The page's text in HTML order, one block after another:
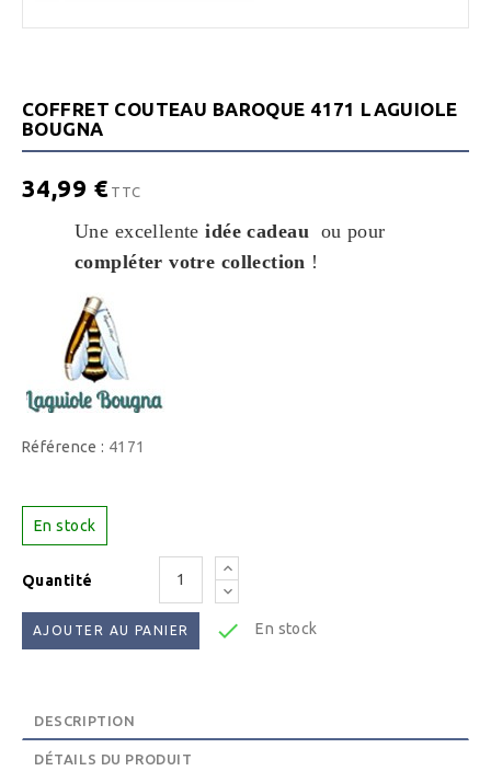
COFFRET COUTEAU BAROQUE 4171 LAGUIOLE
BOUGNA
34,99 € TTC
Une excellenteidée cadeau ou pour
compléter votre collection !
Référence : 4171
En stock
Quantité
AJOUTER AU PANIER  En stock
DESCRIPTION
DÉTAILS DU PRODUIT